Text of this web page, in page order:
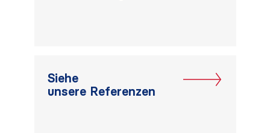
Siehe
unsere Referenzen